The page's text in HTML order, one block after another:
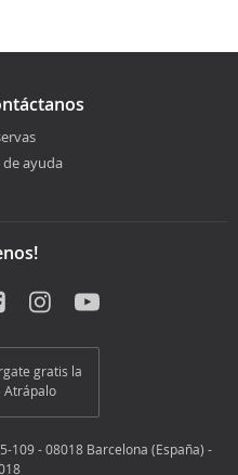
ayuda
gratis la
Atrápalo
109 - 08018 Barcelona (España) -